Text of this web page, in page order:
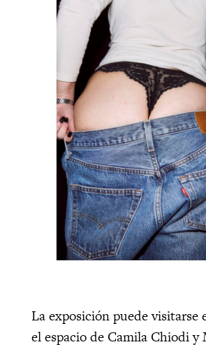
La exposición puede visitarse
el espacio de Camila Chiodi y